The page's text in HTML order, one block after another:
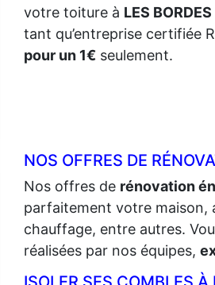
votre toiture à LES
tant qu’entreprise certifiée
pour un 1€ seulement.
NOS OFFRES DE
Nos offres de rénovation
parfaitement votre maison,
chauffage, entre autres.
réalisées par nos équipes,